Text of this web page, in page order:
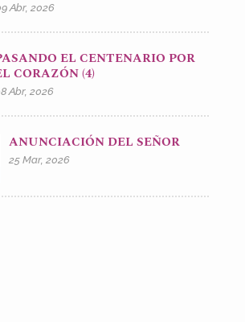
Abr, 2026
EL CENTENARIO POR
CORAZÓN (4)
Abr, 2026
ANUNCIACIÓN DEL SEÑOR
25 Mar, 2026